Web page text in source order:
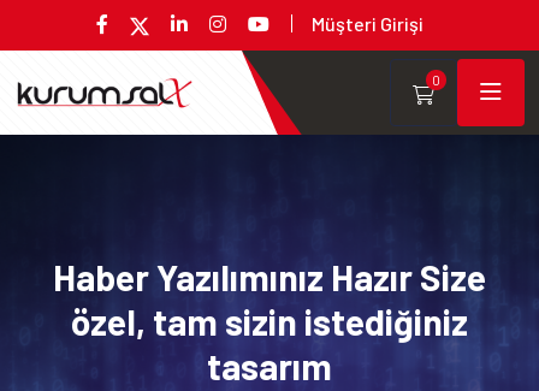
Müşteri Girişi
0
Haber Yazılımınız Hazır Size
özel, tam sizin istediğiniz
tasarım